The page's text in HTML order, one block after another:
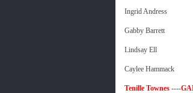
Ingrid Andress
Gabby Barrett
Lindsay Ell
Caylee Hammack
Tenille Townes ----